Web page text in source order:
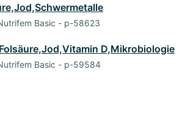
Basic - p-58623
D,Mikrobiologie
Basic - p-59584